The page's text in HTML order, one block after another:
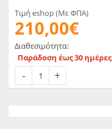
Τιμή eshop (Με ΦΠΑ)
210,00€
Διαθεσιμότητα:
Παράδοση έως 30 ημέρες